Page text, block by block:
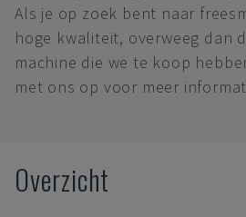
Als je op zoek bent naar
hoge kwaliteit, overweeg dan
machine die we te koop
met ons op voor meer
Overzicht